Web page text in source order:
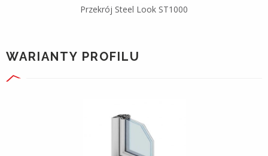
Przekrój Steel Look ST1000
WARIANTY PROFILU